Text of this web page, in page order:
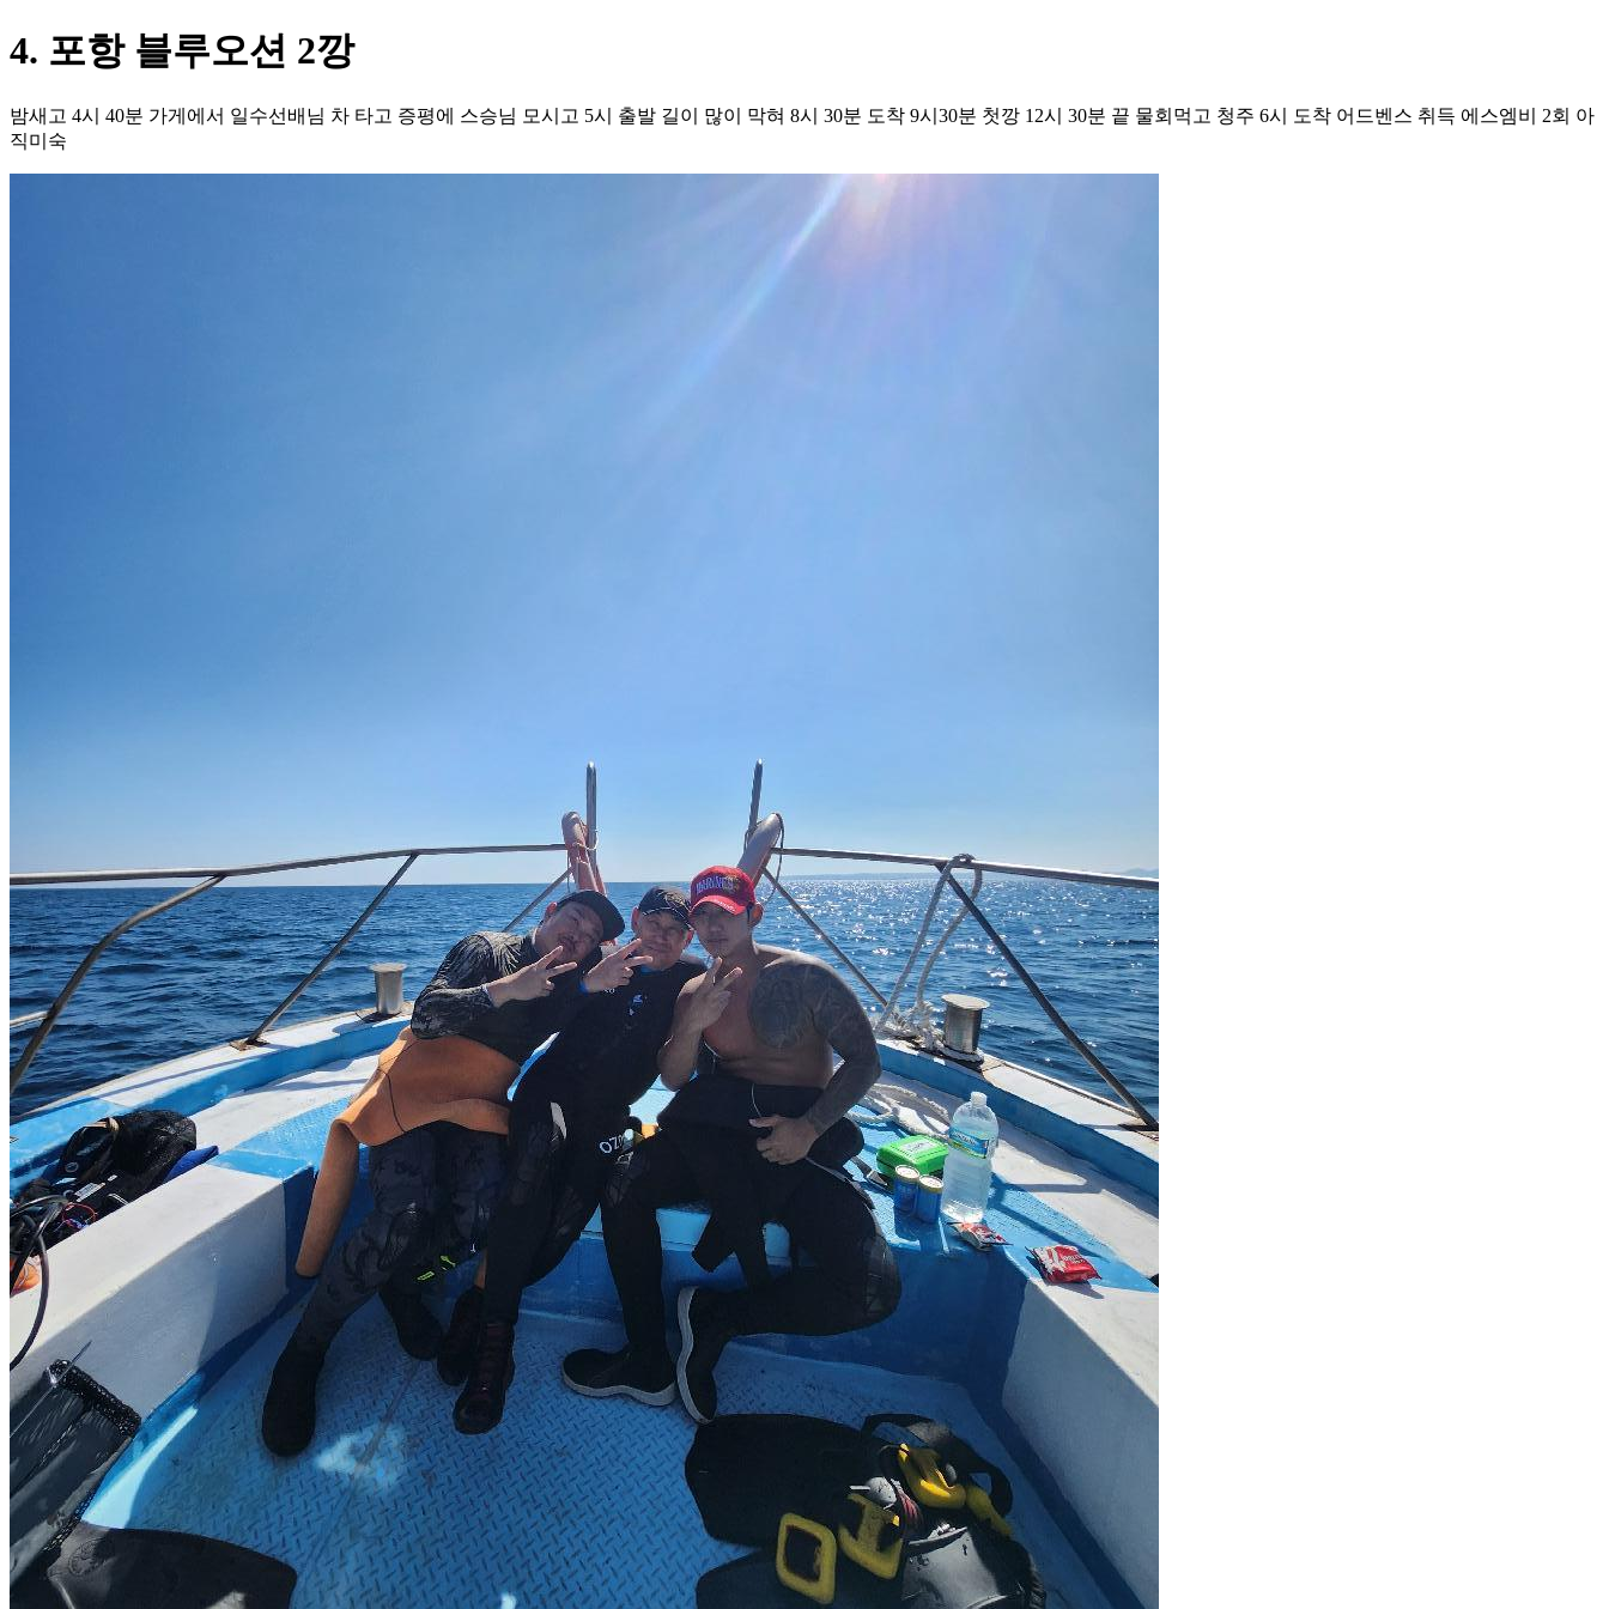
4. 포항 블루오션 2깡
밤새고 4시 40분 가게에서 일수선배님 차 타고 증평에 스승님 모시고 5시 출발 길이 많이 막혀 8시 30분 도착 9시30분 첫깡 12시 30분 끝 물회먹고 청주 6시 도착 어드벤스 취득 에스엠비 2회 아
직미숙